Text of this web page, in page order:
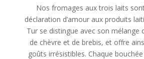
Nos fromages aux trois laits
déclaration d’amour aux produits
Tur se distingue avec son mélange
de chèvre et de brebis, et offre
goûts irrésistibles. Chaque